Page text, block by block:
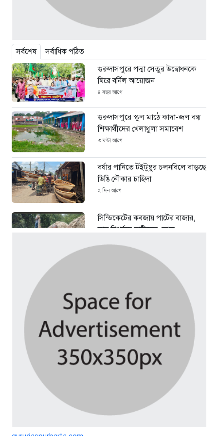
সর্বশেষ
সর্বাধিক পঠিত
গুরুদাসপুরে পদ্মা সেতুর উদ্বোধনকে
ঘিরে বর্নিল আয়োজন
৪ বছর আগে
গুরুদাসপুরে স্কুল মাঠে কাদা-জল বন্ধ
শিক্ষার্থীদের খেলাধুলা সমাবেশ
৩ ঘণ্টা আগে
বর্ষার পানিতে টইটুম্বুর চলনবিলে বাড়ছে
ডিঙি নৌকার চাহিদা
২ দিন আগে
সিন্ডিকেটের কবজায় পাটের বাজার,
দাম বিপর্যয়ে চাষীদের ক্ষোভ
শঙ্কিত জীবন-অনিরাপদ ব্যবসা প্রতিষ্ঠান
নিরাপত্তা চেয়ে ব্যবসায়ীর সংবাদ
৪ দিন আগে
বর্ষার পানিতে টইটুম্বুর চলনবিলাঞ্চলে
বাড়ছে ডিঙি নৌকার চাহিদা
গুরুদাসপুরে সাত ইঞ্চি জমির দাবীতে
দুই মামলা-হয়রানীর অভিযোগ